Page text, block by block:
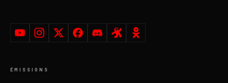
ÉMISSIONS